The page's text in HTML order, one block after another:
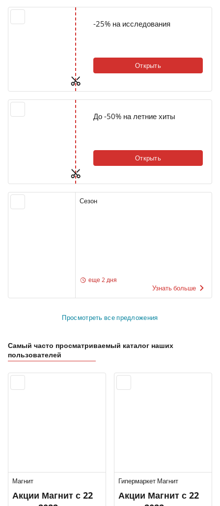
-25% на исследования
Открыть
До -50% на летние хиты
Открыть
Сезон
еще 2 дня
Узнать больше
Просмотреть все предложения
Самый часто просматриваемый каталог наших
пользователей
Магнит
Акции Магнит с 22
Гипермаркет Магнит
Акции Магнит с 22